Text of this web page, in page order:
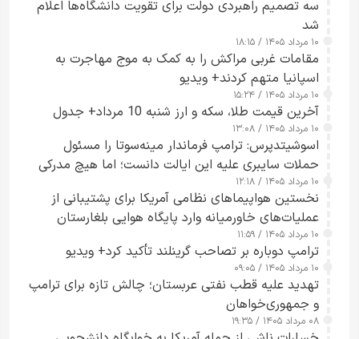
سه تصمیم راهبردی دولت برای تقویت دانشگاه‌ها اعلام
شد
۱۰ مرداد ۱۴۰۵ / ۱۸:۱۵
مقامات غربی مراکش را به کمک به موج مهاجرت به
اسپانیا متهم کردند+ ویدیو
۱۰ مرداد ۱۴۰۵ / ۱۵:۲۴
آخرین قیمت طلا، سکه و ارز شنبه 10 مرداد+ جدول
۱۰ مرداد ۱۴۰۵ / ۱۳:۰۸
اسوشیتدپرس: ترامپ فرماندار مینه‌سوتا را مسئول
حملات سایبری علیه این ایالت دانست؛ اما هیچ مدرکی
ارائه نکرد
۱۰ مرداد ۱۴۰۵ / ۱۲:۱۸
نخستین هواپیماهای نظامی آمریکا برای پشتیبانی از
عملیات‌های خاورمیانه وارد پایگاه هوایی بلغارستان
شدند
۱۰ مرداد ۱۴۰۵ / ۱۱:۵۹
ترامپ دوباره بر تصاحب گرینلند تأکید کرد+ ویدیو
۱۰ مرداد ۱۴۰۵ / ۰۹:۰۵
تهدید علیه قطب نفتی عربستان؛ چالش تازه برای ترامپ
و جمهوری‌خواهان
۰۸ مرداد ۱۴۰۵ / ۱۹:۳۵